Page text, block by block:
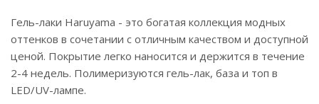
Гель-лаки Haruyama - это богатая коллекция модных
оттенков в сочетании с отличным качеством и доступной
ценой. Покрытие легко наносится и держится в течение
2-4 недель. Полимеризуются гель-лак, база и топ в
LED/UV-лампе.